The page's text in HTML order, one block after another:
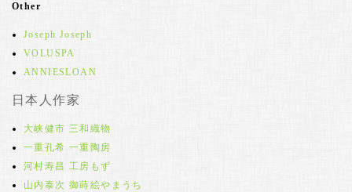
Other
Joseph Joseph
VOLUSPA
ANNIESLOAN
日本人作家
大峡健市 三和織物
一重孔希 一重陶房
河村寿昌 工房もず
山内泰次 御蒔絵やまうち